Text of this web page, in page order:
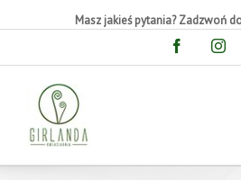
Masz jakieś pytania? Zadzwoń
Facebook